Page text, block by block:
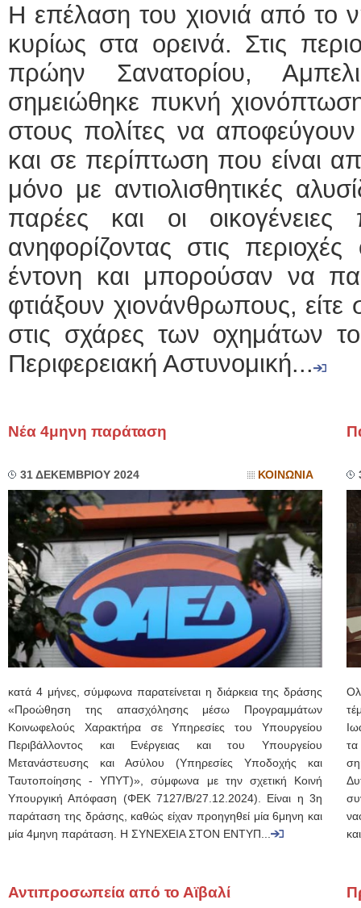
Η επέλαση του χιονιά από το
κυρίως στα ορεινά. Στις
πρώην Σανατορίου,
σημειώθηκε πυκνή
στους πολίτες να αποφεύγουν
και σε περίπτωση που είναι
μόνο με αντιολισθητικές
παρέες και οι
ανηφορίζοντας στις
έντονη και μπορούσαν να
φτιάξουν χιονάνθρωπους, είτε
στις σχάρες των οχημάτων
Περιφερειακή Αστυνομική...
Νέα 4μηνη παράταση
31 ΔΕΚΕΜΒΡΙΟΥ 2024 ΚΟΙΝΩΝΙΑ
κατά 4 μήνες, σύμφωνα παρατείνεται η διάρκεια της δράσης
«Προώθηση της απασχόλησης μέσω Προγραμμάτων
Κοινωφελούς Χαρακτήρα σε Υπηρεσίες του Υπουργείου
Περιβάλλοντος και Ενέργειας και του Υπουργείου
Μετανάστευσης και Ασύλου (Υπηρεσίες Υποδοχής και
Ταυτοποίησης - ΥΠΥΤ)», σύμφωνα με την σχετική Κοινή
Υπουργική Απόφαση (ΦΕΚ 7127/Β/27.12.2024). Είναι η 3η
παράταση της δράσης, καθώς είχαν προηγηθεί μία 6μηνη και
μία 4μηνη παράταση. Η ΣΥΝΕΧΕΙΑ ΣΤΟΝ ΕΝΤΥΠ...
Αντιπροσωπεία από το Αϊβαλί